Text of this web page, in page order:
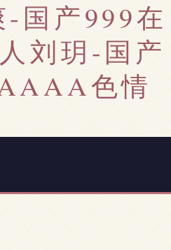
国产999在
刘玥-国产
色情